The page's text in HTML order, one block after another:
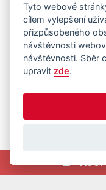
Tyto webové
cílem vylepšení
přizpůsobeného
návštěvnosti
návštěvnosti. Sběr
upravit zde.